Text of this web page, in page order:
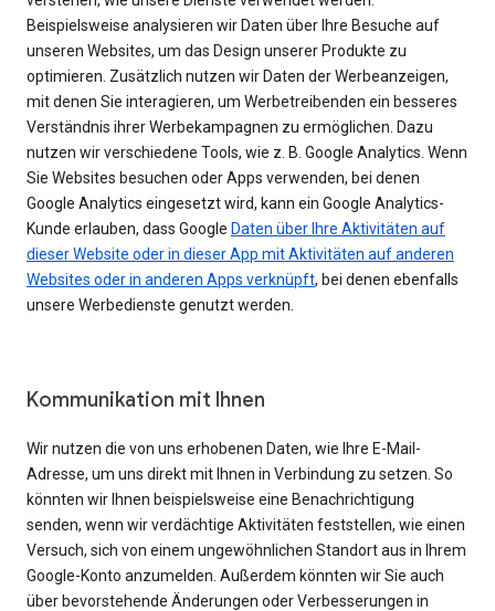
Beispielsweise analysieren wir Daten über Ihre Besuche auf
unseren Websites, um das Design unserer Produkte zu
optimieren. Zusätzlich nutzen wir Daten der Werbeanzeigen,
mit denen Sie interagieren, um Werbetreibenden ein besseres
Verständnis ihrer Werbekampagnen zu ermöglichen. Dazu
nutzen wir verschiedene Tools, wie z. B. Google Analytics. Wenn
Sie Websites besuchen oder Apps verwenden, bei denen
Google Analytics eingesetzt wird, kann ein Google Analytics-
Kunde erlauben, dass Google Daten über Ihre Aktivitäten auf
dieser Website oder in dieser App mit Aktivitäten auf anderen
Websites oder in anderen Apps verknüpft, bei denen ebenfalls
unsere Werbedienste genutzt werden.
Kommunikation mit Ihnen
Wir nutzen die von uns erhobenen Daten, wie Ihre E-Mail-
Adresse, um uns direkt mit Ihnen in Verbindung zu setzen. So
könnten wir Ihnen beispielsweise eine Benachrichtigung
senden, wenn wir verdächtige Aktivitäten feststellen, wie einen
Versuch, sich von einem ungewöhnlichen Standort aus in Ihrem
Google-Konto anzumelden. Außerdem könnten wir Sie auch
über bevorstehende Änderungen oder Verbesserungen in